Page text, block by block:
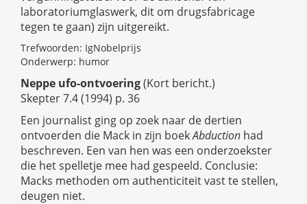
laboratoriumglaswerk, dit om drugsfabricage
tegen te gaan) zijn uitgereikt.
Trefwoorden: IgNobelprijs
Onderwerp: humor
Neppe ufo-ontvoering(Kort bericht.)
Skepter 7.4 (1994) p. 36
Een journalist ging op zoek naar de dertien
ontvoerden die Mack in zijn boekAbduction had
beschreven. Een van hen was een onderzoekster
die het spelletje mee had gespeeld. Conclusie:
Macks methoden om authenticiteit vast te stellen,
deugen niet.